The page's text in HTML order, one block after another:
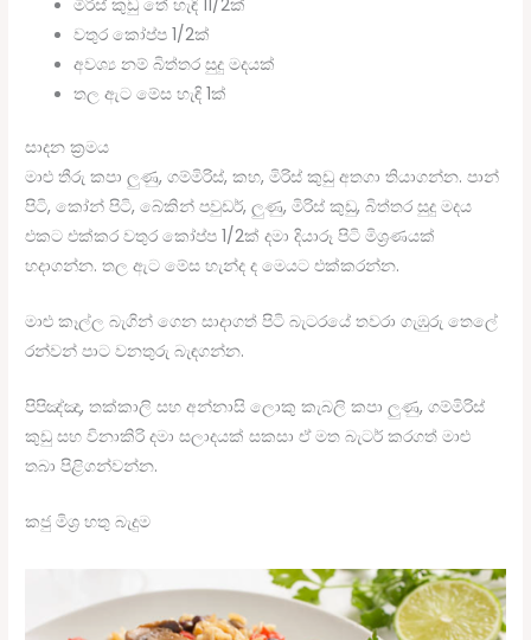
මිරිස් කුඩු තේ හැඳි 11/2ක්
වතුර කෝප්ප 1/2ක්
අවශ්‍ය නම් බිත්තර සුදු මදයක්
තල ඇට මේස හැඳි 1ක්
සාදන ක්‍රමය
මාළු තීරු කපා ලුණු, ගම්මිරිස්, කහ, මිරිස් කුඩු අතගා තියාගන්න. පාන්
පිටි, කෝන් පිටි, බේකින් පවුඩර්, ලුණු, මිරිස් කුඩු, බිත්තර සුදු මදය
එකට එක්කර වතුර කෝප්ප 1/2ක් දමා දියාරූ පිටි මිශ්‍රණයක්
හදාගන්න. තල ඇට මේස හැන්ද ද මෙයට එක්කරන්න.
මාළු කෑල්ල බැගින් ගෙන සාදාගත් පිටි බැටරයේ තවරා ගැඹුරු තෙලේ
රන්වන් පාට වනතුරු බැඳගන්න.
පිපිඤ්ඤා, තක්කාලි සහ අන්නාසි ලොකු කැබලි කපා ලුණු, ගම්මිරිස්
කුඩු සහ විනාකිරි දමා සලාදයක් සකසා ඒ මත බැටර් කරගත් මාළු
තබා පිළිගන්වන්න.
කජු මිශ්‍ර හතු බැදුම